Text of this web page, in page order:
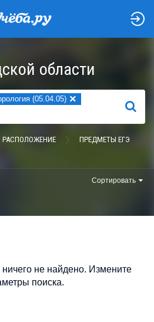
области
(05.04.05) ×
НАЙТИ
РАСПОЛОЖЕНИЕ ПРЕДМЕТЫ ЕГЭ
Сортировать
не найдено. Измените
поиска.